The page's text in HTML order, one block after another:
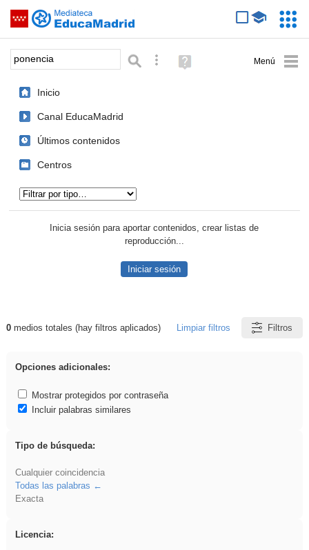
Saltar navegación
Palabra o frase: Búsqueda avanzada
Ayuda
(en
Inicio
Canal EducaMadrid
Últimos contenidos
Centros
Inicia sesión para aportar contenidos, crear listas de
reproducción...
Iniciar sesión
Resultados de: ponencia
0medios totales (hay filtros aplicados) Limpiar filtros Filtros
Opciones adicionales:
Mostrar protegidos por contraseña
Incluir palabras similares
Tipo de búsqueda:
Cualquier coincidencia
Todas las palabras
Exacta
Licencia: